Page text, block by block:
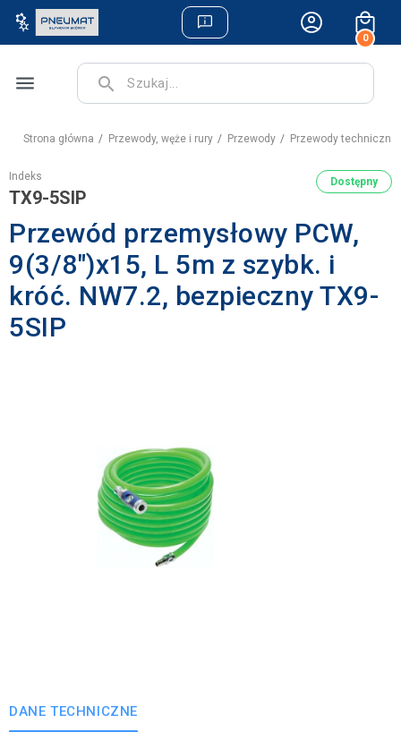
0
menu search
Strona główna Przewody, węże i rury Przewody Przewody techniczne
Indeks
TX9-5SIP
Dostępny
Przewód przemysłowy PCW,
9(3/8")x15, L 5m z szybk. i
króć. NW7.2, bezpieczny TX9-
5SIP
DANE TECHNICZNE